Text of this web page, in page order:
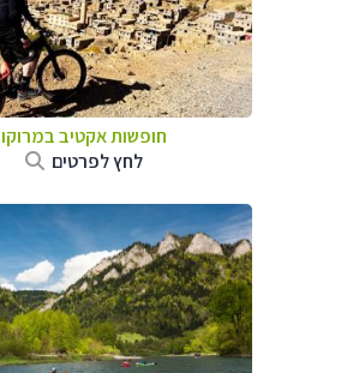
חופשות אקטיב במרוקו
לחץ לפרטים